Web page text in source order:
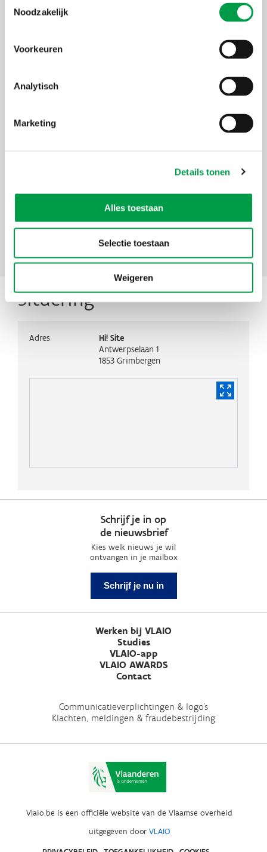
Noodzakelijk
Voorkeuren
Analytisch
Marketing
Details tonen
Alles toestaan
Selectie toestaan
Weigeren
Organisator
Info en inschrijvingen
Situering
Adres
Hi! Site
Antwerpselaan 1
1853 Grimbergen
Schrijf je in op
de nieuwsbrief
Kies welk nieuws je wil
ontvangen in je mailbox
Schrijf je nu in
Werken bij VLAIO
Studies
VLAIO-app
VLAIO AWARDS
Contact
Communicatieverplichtingen & logo's
Klachten, meldingen & fraudebestrijding
Vlaio.be is een officiële website van de Vlaamse overheid
uitgegeven door VLAIO